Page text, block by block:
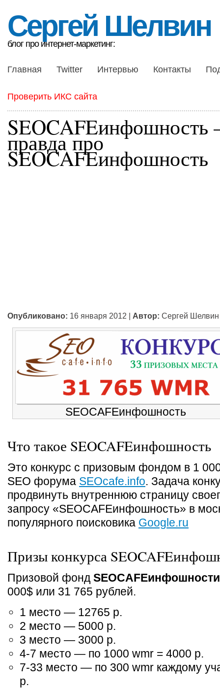
Сергей Шелвин
блог про интернет-маркетинг:
Главная Twitter Интервью Контакты
Проверить ИКС сайта
SEOCAFEинфошность
правда про
SEOCAFEинфошность
Опубликовано: 16 января 2012 | Автор: Сергей Шелвин
SEOCAFEинфошность
Что такое SEOCAFEинфошность
Это конкурс с призовым фондом в 1
SEO форума SEOcafe.info. Задача
продвинуть внутреннюю страницу
запросу «SEOCAFEинфошность» в
популярного поисковика Google.ru
Призы конкурса
Призовой фонд SEOCAFEинфошности
000$ или 31 765 рублей.
1 место — 12765 р.
2 место — 5000 р.
3 место — 3000 р.
4-7 место — по 1000 wmr = 4000 р.
7-33 место — по 300 wmr каждому
р.